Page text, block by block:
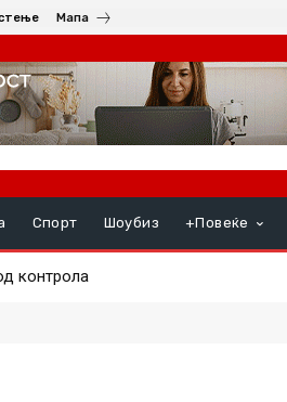
Мапа
Спорт Шоубиз +Повеќе
на следниот месец